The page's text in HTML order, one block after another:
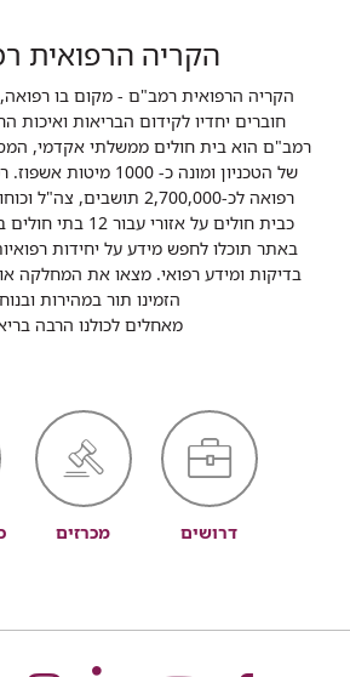
הקריה הרפואית
הקריה הרפואית רמב"ם - מקום בו רפואה,
חוברים יחדיו לקידום הבריאות ואיכות
רמב"ם הוא בית חולים ממשלתי אקדמי,
של הטכניון ומונה כ-
רפואה לכ-2,700,000
כבית חולים על אזורי עבור 12 בתי חולים בצפון מדינת ישראל.
באתר תוכלו לחפש מידע על יחידות
בדיקות ומידע רפואי. מצאו את המחלקה
הזמינו תור במהירות
מאחלים לכולנו הרבה
דרושים מכרזים